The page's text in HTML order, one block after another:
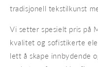
tradisjonell tekstilkunst
Vi setter spesielt pris på
kvalitet og sofistikerte
lett å skape innbydende